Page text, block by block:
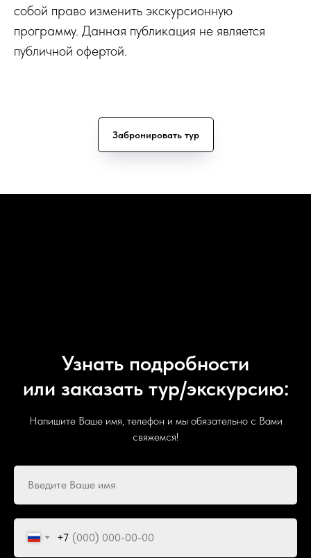
собой право изменить экскурсионную
программу. Данная публикация не является
публичной офертой.
Забронировать тур
Узнать подробности
или заказать тур/экскурсию:
Напишите Ваше имя, телефон и мы обязательно с Вами
свяжемся!
+7